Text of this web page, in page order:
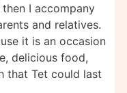
I accompany
and relatives.
it is an occasion
delicious food,
that Tet could last